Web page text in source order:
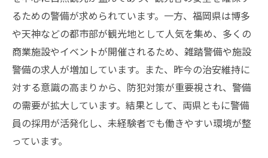
るための警備が求められています。一方、福岡県は博多
や天神などの都市部が観光地として人気を集め、多くの
商業施設やイベントが開催されるため、雑踏警備や施設
警備の求人が増加しています。また、昨今の治安維持に
対する意識の高まりから、防犯対策が重要視され、警備
の需要が拡大しています。結果として、両県ともに警備
員の採用が活発化し、未経験者でも働きやすい環境が整
っています。